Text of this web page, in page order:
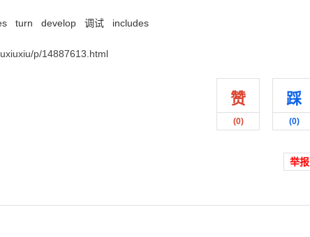
turn develop 调试 includes
p/14887613.html
踩
(0)
赞
(0)
举报